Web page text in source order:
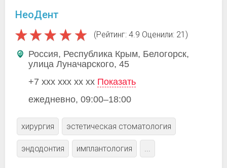
НеоДент
(Рейтинг: 4.9 Оценили: 21)
Россия, Республика Крым, Белогорск,
улица Луначарского, 45
+7 xxx xxx xx xx Показать
ежедневно, 09:00–18:00
хирургия эстетическая стоматология
эндодонтия имплантология ...